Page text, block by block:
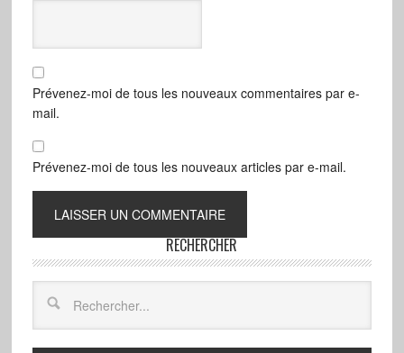
Prévenez-moi de tous les nouveaux commentaires par e-
mail.
Prévenez-moi de tous les nouveaux articles par e-mail.
RECHERCHER